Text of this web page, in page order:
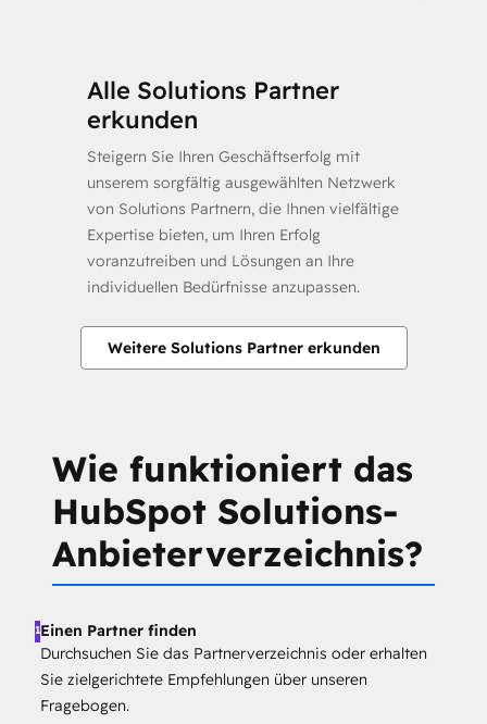
Alle Solutions Partner
erkunden
Steigern Sie Ihren Geschäftserfolg mit
unserem sorgfältig ausgewählten Netzwerk
von Solutions Partnern, die Ihnen vielfältige
Expertise bieten, um Ihren Erfolg
voranzutreiben und Lösungen an Ihre
individuellen Bedürfnisse anzupassen.
Weitere Solutions Partner erkunden
Wie funktioniert das
HubSpot Solutions-
Anbieterverzeichnis?
1Einen Partner finden
Durchsuchen Sie das Partnerverzeichnis oder erhalten
Sie zielgerichtete Empfehlungen über unseren
Fragebogen.